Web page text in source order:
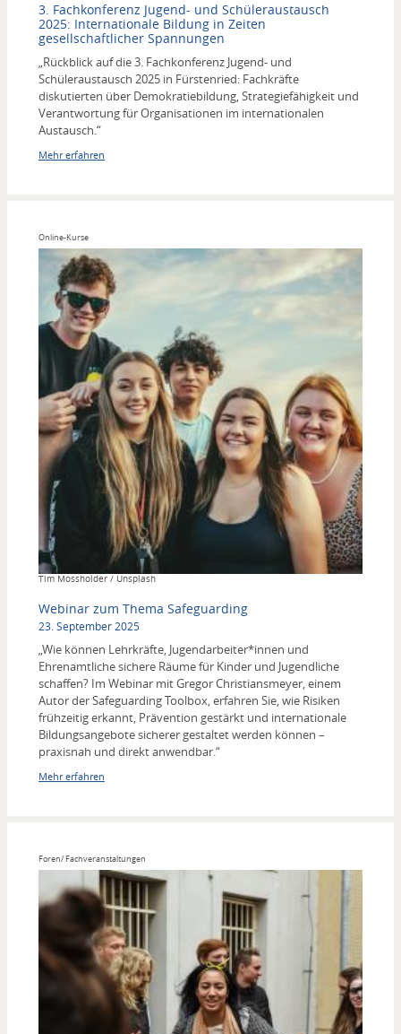
3. Fachkonferenz Jugend- und Schüleraustausch
2025: Internationale Bildung in Zeiten
gesellschaftlicher Spannungen
„Rückblick auf die 3. Fachkonferenz Jugend- und
Schüleraustausch 2025 in Fürstenried: Fachkräfte
diskutierten über Demokratiebildung, Strategiefähigkeit und
Verantwortung für Organisationen im internationalen
Austausch.“
Mehr erfahren
Online-Kurse
Copyright
Tim Mossholder / Unsplash
Webinar zum Thema Safeguarding
23. September 2025
„Wie können Lehrkräfte, Jugendarbeiter*innen und
Ehrenamtliche sichere Räume für Kinder und Jugendliche
schaffen? Im Webinar mit Gregor Christiansmeyer, einem
Autor der Safeguarding Toolbox, erfahren Sie, wie Risiken
frühzeitig erkannt, Prävention gestärkt und internationale
Bildungsangebote sicherer gestaltet werden können –
praxisnah und direkt anwendbar.“
Mehr erfahren
Foren/ Fachveranstaltungen